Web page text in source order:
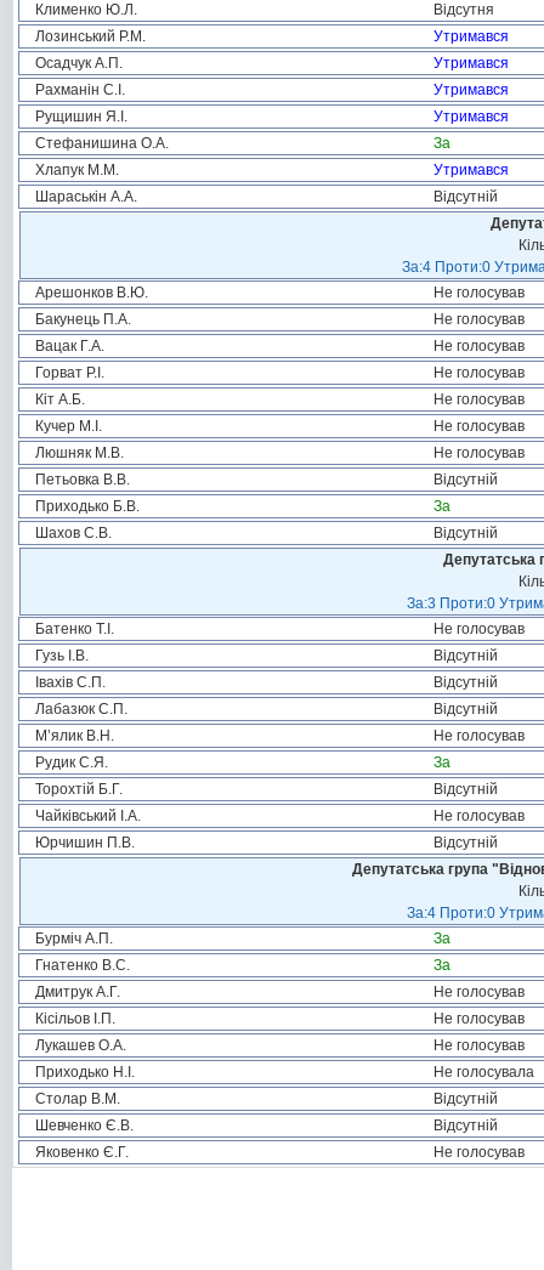
Клименко Ю.Л.
Відсутня
Лозинський Р.М.
Утримався
Осадчук А.П.
Утримався
Рахманін С.І.
Утримався
Рущишин Я.І.
Утримався
Стефанишина О.А.
За
Хлапук М.М.
Утримався
Шараськін А.А.
Відсутній
За:4 Проти:0
Арешонков В.Ю.
Не голосував
Бакунець П.А.
Не голосував
Вацак Г.А.
Не голосував
Горват Р.І.
Не голосував
Кіт А.Б.
Не голосував
Кучер М.І.
Не голосував
Люшняк М.В.
Не голосував
Петьовка В.В.
Відсутній
Приходько Б.В.
За
Шахов С.В.
Відсутній
Депутатська
За:3 Проти:0
Батенко Т.І.
Не голосував
Гузь І.В.
Відсутній
Івахів С.П.
Відсутній
Лабазюк С.П.
Відсутній
М’ялик В.Н.
Не голосував
Рудик С.Я.
За
Торохтій Б.Г.
Відсутній
Чайківський І.А.
Не голосував
Юрчишин П.В.
Відсутній
Депутатська група
За:4 Проти:0
Бурміч А.П.
За
Гнатенко В.С.
За
Дмитрук А.Г.
Не голосував
Кісільов І.П.
Не голосував
Лукашев О.А.
Не голосував
Приходько Н.І.
Не голосувала
Столар В.М.
Відсутній
Шевченко Є.В.
Відсутній
Яковенко Є.Г.
Не голосував